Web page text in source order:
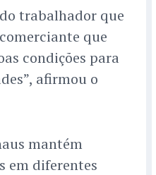
trabalhador que
que
condições para
afirmou o
mantém
em diferentes